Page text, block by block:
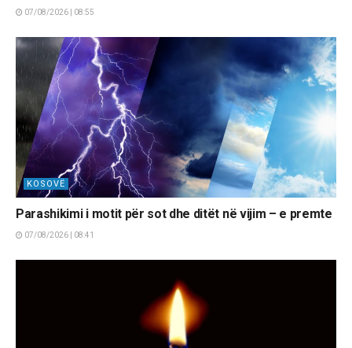
07/08/2026 | 08:55
KOSOVË
Parashikimi i motit për sot dhe ditët në vijim – e premte
07/08/2026 | 08:41